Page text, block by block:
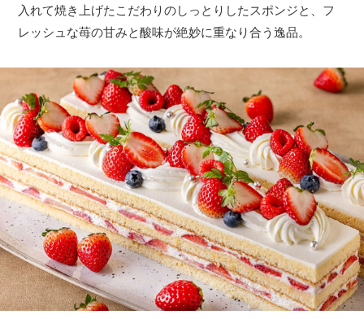
入れて焼き上げたこだわりのしっとりしたスポンジと、フ
レッシュな苺の甘みと酸味が絶妙に重なり合う逸品。